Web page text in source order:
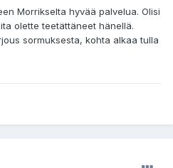
Morrikselta hyvää palvelua. Olisi
olette teetättäneet hänellä.
sormuksesta, kohta alkaa tulla